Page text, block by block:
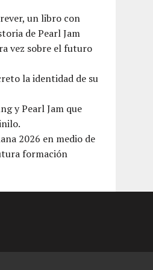
un libro con
de Pearl Jam
vez sobre el futuro
la identidad de su
y Pearl Jam que
2026 en medio de
formación